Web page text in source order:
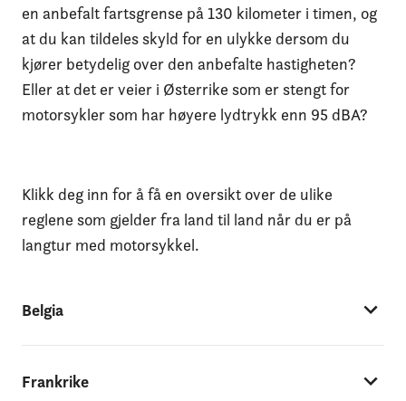
en anbefalt fartsgrense på 130 kilometer i timen, og
at du kan tildeles skyld for en ulykke dersom du
kjører betydelig over den anbefalte hastigheten?
Eller at det er veier i Østerrike som er stengt for
motorsykler som har høyere lydtrykk enn 95 dBA?
Klikk deg inn for å få en oversikt over de ulike
reglene som gjelder fra land til land når du er på
langtur med motorsykkel.
Belgia
Frankrike